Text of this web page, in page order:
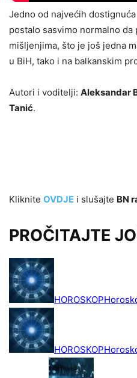
Jedno od najvećih
postalo sasvimo normalno
mišljenjima, što je još jedna
u BiH, tako i na balkanskim
Autori i voditelji: Aleksandar
Tanić.
Kliknite OVDJE i slušajte BN
PROČITAJTE